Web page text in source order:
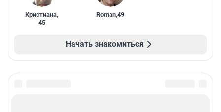
Кристиана,
45
Roman,49
Начать знакомиться